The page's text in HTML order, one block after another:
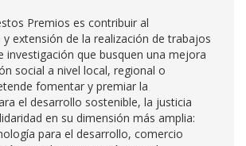
Premios es contribuir al
extensión de la realización de trabajos
investigación que busquen una mejora
social a nivel local, regional o
fomentar y premiar la
el desarrollo sostenible, la justicia
en su dimensión más amplia:
para el desarrollo, comercio